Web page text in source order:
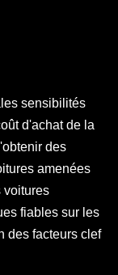
sensibilités
d'achat de la
des
amenées
voitures
fiables sur les
des facteurs clef